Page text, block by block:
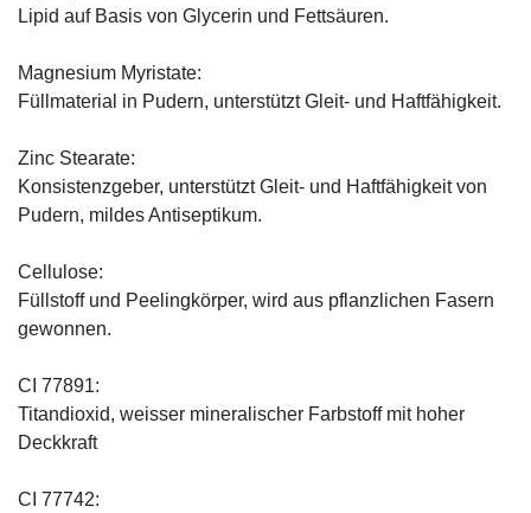
Lipid auf Basis von Glycerin und Fettsäuren.
Magnesium Myristate:
Füllmaterial in Pudern, unterstützt Gleit- und Haftfähigkeit.
Zinc Stearate:
Konsistenzgeber, unterstützt Gleit- und Haftfähigkeit von
Pudern, mildes Antiseptikum.
Cellulose:
Füllstoff und Peelingkörper, wird aus pflanzlichen Fasern
gewonnen.
CI 77891:
Titandioxid, weisser mineralischer Farbstoff mit hoher
Deckkraft
CI 77742: